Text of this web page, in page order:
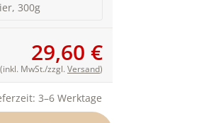
300g
29,60 €
(inkl. MwSt./zzgl. Versand)
3–6 Werktage